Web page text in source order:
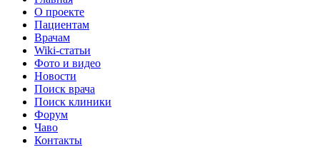
О проекте
Пациентам
Врачам
Wiki-статьи
Фото и видео
Новости
Поиск врача
Поиск клиники
Форум
Чаво
Контакты